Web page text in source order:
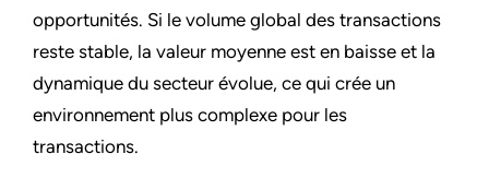
opportunités. Si le volume global des transactions
reste stable, la valeur moyenne est en baisse et la
dynamique du secteur évolue, ce qui crée un
environnement plus complexe pour les
transactions.